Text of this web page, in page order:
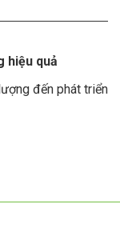
hiệu quả
đến phát triển